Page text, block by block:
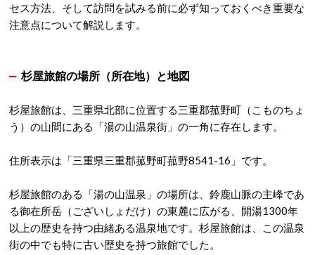
セス方法、そして訪問を試みる前に必ず知っておくべき重要な
注意点について解説します。
杉屋旅館の場所（所在地）と地図
杉屋旅館は、三重県北部に位置する三重郡菰野町（こものちょ
う）の山間にある「湯の山温泉街」の一角に存在します。
住所表示は「三重県三重郡菰野町菰野8541-16 」です。
杉屋旅館のある「湯の山温泉 」の場所は、鈴鹿山脈の主峰であ
る御在所岳（ございしょだけ）の東麓に広がる、開湯1300年
以上の歴史を持つ由緒ある温泉地です。杉屋旅館は、この温泉
街の中でも特に古い歴史を持つ旅館でした。